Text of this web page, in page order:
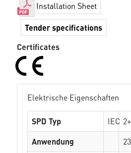
Installation Sheet
Tender specifications
Certificates
Elektrische Eigenschaften
SPD Typ IEC
Anwendung